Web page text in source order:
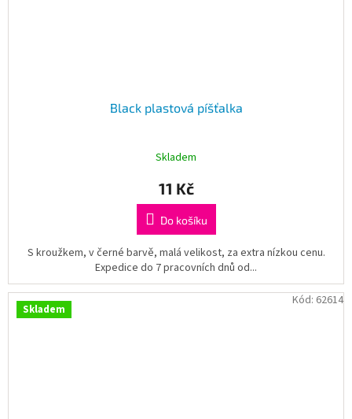
Black plastová píšťalka
Skladem
11 Kč
Do košíku
S kroužkem, v černé barvě, malá velikost, za extra nízkou cenu.
Expedice do 7 pracovních dnů od...
Skladem
Kód: 62614